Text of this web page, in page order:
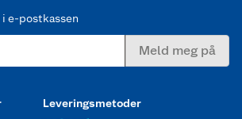
e-postkassen
Meld meg på
Leveringsmetoder